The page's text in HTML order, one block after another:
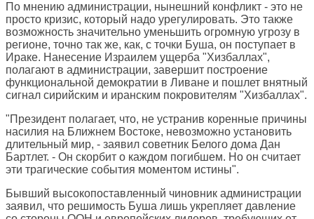
По мнению администрации, нынешний конфликт - это не
просто кризис, который надо урегулировать. Это также
возможность значительно уменьшить огромную угрозу в
регионе, точно так же, как, с точки Буша, он поступает в
Ираке. Нанесение Израилем ущерба "Хизбаллах",
полагают в администрации, завершит построение
функциональной демократии в Ливане и пошлет внятный
сигнал сирийским и иранским покровителям "Хизбаллах".
"Президент полагает, что, не устранив коренные причины
насилия на Ближнем Востоке, невозможно установить
длительный мир, - заявил советник Белого дома Дан
Бартлет. - Он скорбит о каждом погибшем. Но он считает
эти трагические события моментом истины".
Бывший высокопоставленный чиновник администрации
заявил, что решимость Буша лишь укрепляет давление